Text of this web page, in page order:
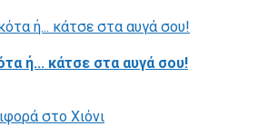
ή... κάτσε στα αυγά σου!